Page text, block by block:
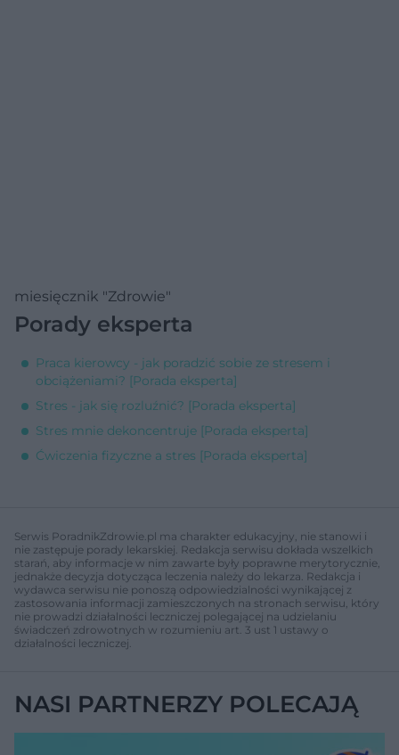
miesięcznik "Zdrowie"
Porady eksperta
Praca kierowcy - jak poradzić sobie ze stresem i
obciążeniami? [Porada eksperta]
Stres - jak się rozluźnić? [Porada eksperta]
Stres mnie dekoncentruje [Porada eksperta]
Ćwiczenia fizyczne a stres [Porada eksperta]
Serwis PoradnikZdrowie.pl ma charakter edukacyjny, nie stanowi i
nie zastępuje porady lekarskiej. Redakcja serwisu dokłada wszelkich
starań, aby informacje w nim zawarte były poprawne merytorycznie,
jednakże decyzja dotycząca leczenia należy do lekarza. Redakcja i
wydawca serwisu nie ponoszą odpowiedzialności wynikającej z
zastosowania informacji zamieszczonych na stronach serwisu, który
nie prowadzi działalności leczniczej polegającej na udzielaniu
świadczeń zdrowotnych w rozumieniu art. 3 ust 1 ustawy o
działalności leczniczej.
NASI PARTNERZY POLECAJĄ